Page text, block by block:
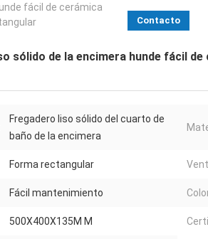
fácil de cerámica
Contacto
sólido de la encimera hunde fácil
Fregadero liso sólido del cuarto de
baño de la encimera
Forma rectangular
Fácil mantenimiento
500X400X135M M